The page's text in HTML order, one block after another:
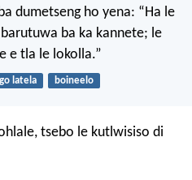
dumetseng ho yena: “Ha le
ba ka kannete; le
e tla le lokolla.”
go latela boineelo
tsebo le kutlwisiso di